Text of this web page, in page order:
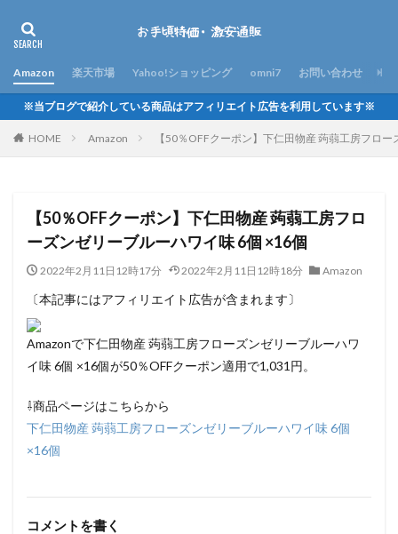
Amazon 楽天市場 Yahoo!ショッピング omni7 お問い合わせ
※当ブログで紹介している商品はアフィリエイト広告を利用しています※
HOME Amazon 【50％OFFクーポン】下仁田物産 蒟蒻工房フロ
【50％OFFクーポン】下仁田物産 蒟蒻工房フロ
ーズンゼリーブルーハワイ味 6個 ×16個
2022年2月11日12時17分 2022年2月11日12時18分 Amazon
〔本記事にはアフィリエイト広告が含まれます〕
Amazonで下仁田物産 蒟蒻工房フローズンゼリーブルーハワ
イ味 6個 ×16個が50％OFFクーポン適用で1,031円。
⇩商品ページはこちらから
下仁田物産 蒟蒻工房フローズンゼリーブルーハワイ味 6個
×16個
コメントを書く